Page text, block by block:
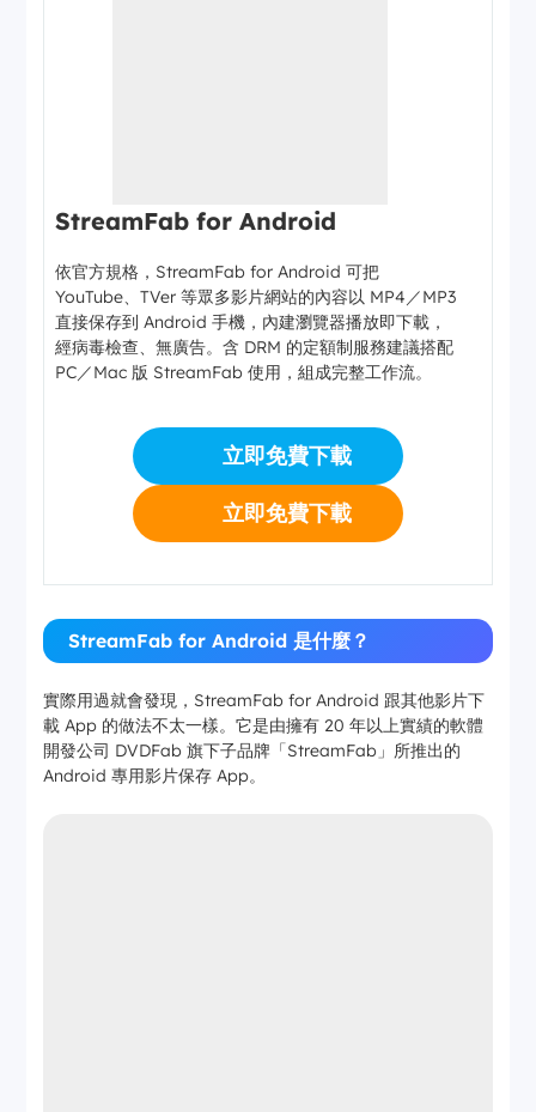
StreamFab for Android
依官方規格，StreamFab for Android 可把
YouTube、TVer 等眾多影片網站的內容以 MP4／MP3
直接保存到 Android 手機，內建瀏覽器播放即下載，
經病毒檢查、無廣告。含 DRM 的定額制服務建議搭配
PC／Mac 版 StreamFab 使用，組成完整工作流。
立即免費下載
立即免費下載
StreamFab for Android 是什麼？
實際用過就會發現，StreamFab for Android 跟其他影片下
載 App 的做法不太一樣。它是由擁有 20 年以上實績的軟體
開發公司 DVDFab 旗下子品牌「StreamFab」所推出的
Android 專用影片保存 App。